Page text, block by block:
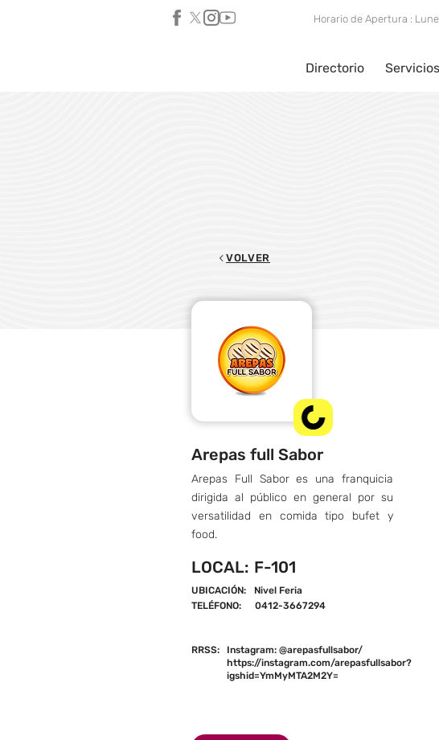
Directorio Servicios
Horario de Apertura :
VOLVER
Arepas full Sabor
Arepas Full Sabor es una franquicia
dirigida al público en general por su
versatilidad en comida tipo bufet y
food.
LOCAL:
UBICACIÓN:
TELÉFONO:
F-101
Nivel Feria
0412-3667294
RRSS:
Instagram: @arepasfullsabor/
https://instagram.com/arepasfullsabor?
igshid=YmMyMTA2M2Y=